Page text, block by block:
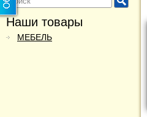
Наши товары
МЕБЕЛЬ